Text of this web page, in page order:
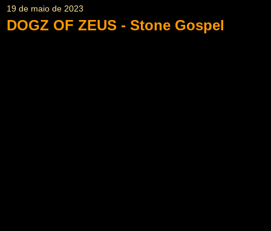
19 de maio de 2023
DOGZ OF ZEUS - Stone Gospel